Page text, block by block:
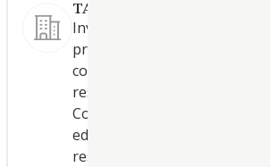
TABULA INVERSIONES SL.
Inversiones inmobiliarias y
promoción de proyectos de
construcción de edificios
residenciales y no
Construcción de todo tipo de
edificios residenciales y no
residenciales. Compraventa y